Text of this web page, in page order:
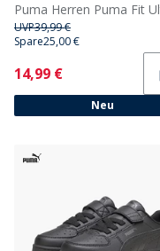
UVP39,99 €
Spare25,00 €
Current
14,99 €
Neu